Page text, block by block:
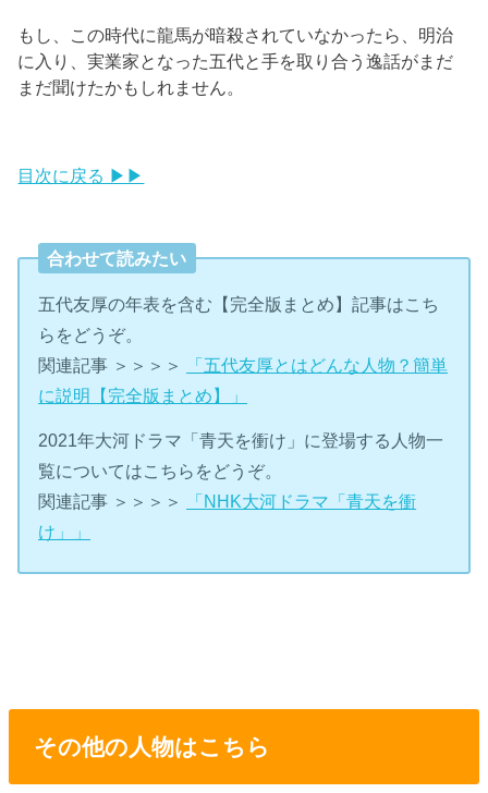
もし、この時代に龍馬が暗殺されていなかったら、明治
に入り、実業家となった五代と手を取り合う逸話がまだ
まだ聞けたかもしれません。
目次に戻る ▶▶
合わせて読みたい
五代友厚の年表を含む【完全版まとめ】記事はこち
らをどうぞ。
関連記事 ＞＞＞＞
「五代友厚とはどんな人物？簡単
に説明【完全版まとめ】」
2021年大河ドラマ「青天を衝け」に登場する人物一
覧についてはこちらをどうぞ。
関連記事 ＞＞＞＞
「NHK大河ドラマ「青天を衝
け」」
その他の人物はこちら